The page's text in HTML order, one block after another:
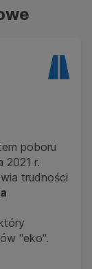
poboru
2021 r.
trudności
"eko".